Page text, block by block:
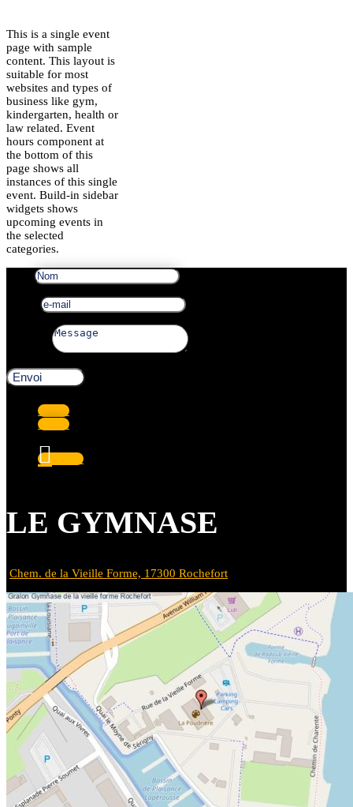
This is a single event
page with sample
content. This layout is
suitable for most
websites and types of
business like gym,
kindergarten, health or
law related. Event
hours component at
the bottom of this
page shows all
instances of this single
event. Build-in sidebar
widgets shows
upcoming events in
the selected
categories.
Envoi
Suivre
Suivre
Suivre
LE GYMNASE
Chem. de la Vieille Forme, 17300 Rochefort